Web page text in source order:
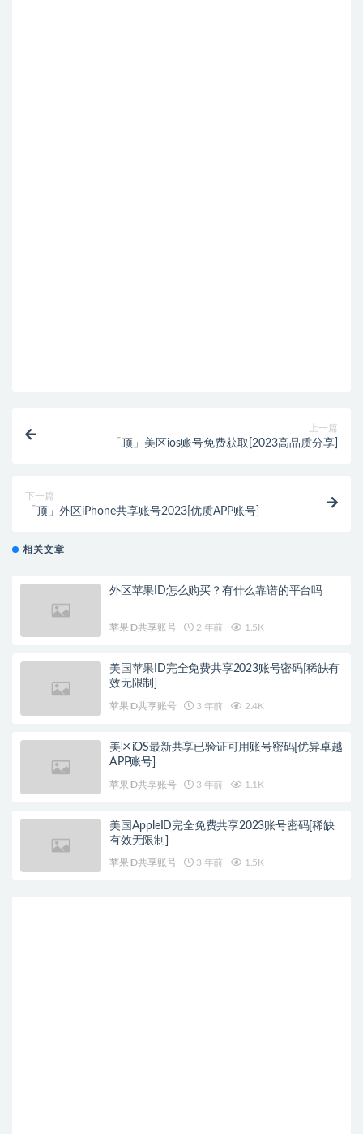
上一篇
「顶」美区ios账号免费获取[2023高品质分享]
下一篇
「顶」外区iPhone共享账号2023[优质APP账号]
相关文章
外区苹果ID怎么购买？有什么靠谱的平台吗
苹果ID共享账号 2 年前 1.5K
美国苹果ID完全免费共享2023账号密码[稀缺有
效无限制]
苹果ID共享账号 3 年前 2.4K
美区iOS最新共享已验证可用账号密码[优异卓越
APP账号]
苹果ID共享账号 3 年前 1.1K
美国AppleID完全免费共享2023账号密码[稀缺
有效无限制]
苹果ID共享账号 3 年前 1.5K